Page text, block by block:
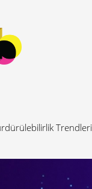
Trendleri